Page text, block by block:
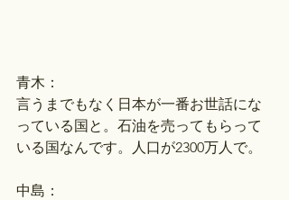
青木：
言うまでもなく日本が一番お世話にな
っている国と。石油を売ってもらって
いる国なんです。人口が2300万人で。
中島：